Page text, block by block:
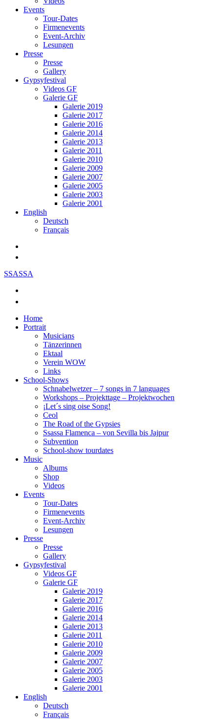
Events
Tour-Dates
Firmenevents
Event-Archiv
Lesungen
Presse
Presse
Gallery
Gypsyfestival
Videos GF
Galerie GF
Galerie 2019
Galerie 2017
Galerie 2016
Galerie 2014
Galerie 2013
Galerie 2011
Galerie 2010
Galerie 2009
Galerie 2007
Galerie 2005
Galerie 2003
Galerie 2001
English
Deutsch
Français
SSASSA
Home
Portrait
Musicians
Tänzerinnen
Ektaal
Verein WOW
Links
School-Shows
Schnabelwetzer – 7 songs in 7 languages
Workshops – Projekttage – Projektwochen
¡Let´s sing oise Song!
Ceol
The Road of the Gypsies
Ssassa Flamenca – von Sevilla bis Jajpur
Subvention
School-show tourdates
Music
Albums
Shop
Videos
Events
Tour-Dates
Firmenevents
Event-Archiv
Lesungen
Presse
Presse
Gallery
Gypsyfestival
Videos GF
Galerie GF
Galerie 2019
Galerie 2017
Galerie 2016
Galerie 2014
Galerie 2013
Galerie 2011
Galerie 2010
Galerie 2009
Galerie 2007
Galerie 2005
Galerie 2003
Galerie 2001
English
Deutsch
Français